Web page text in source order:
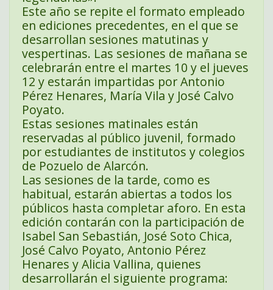
Este año se repite el formato empleado
en ediciones precedentes, en el que se
desarrollan sesiones matutinas y
vespertinas. Las sesiones de mañana se
celebrarán entre el martes 10 y el jueves
12 y estarán impartidas por Antonio
Pérez Henares, María Vila y José Calvo
Poyato.
Estas sesiones matinales están
reservadas al público juvenil, formado
por estudiantes de institutos y colegios
de Pozuelo de Alarcón.
Las sesiones de la tarde, como es
habitual, estarán abiertas a todos los
públicos hasta completar aforo. En esta
edición contarán con la participación de
Isabel San Sebastián, José Soto Chica,
José Calvo Poyato, Antonio Pérez
Henares y Alicia Vallina, quienes
desarrollarán el siguiente programa: